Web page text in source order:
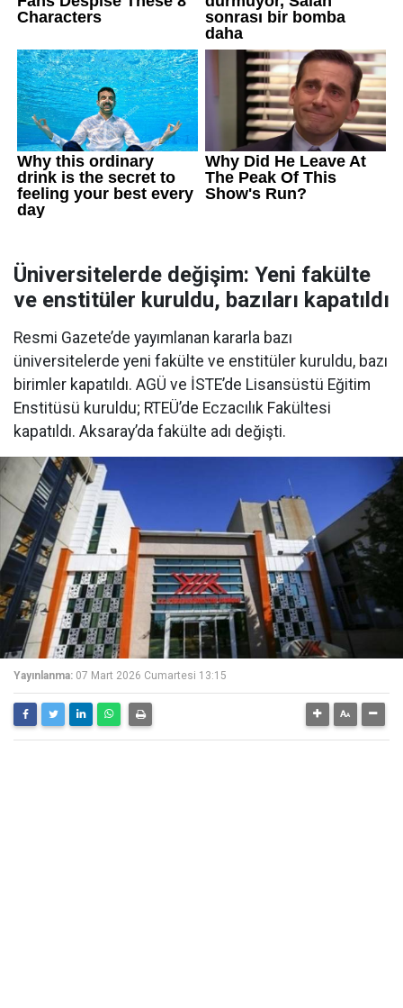
Üniversitelerde değişim: Yeni fakülte
ve enstitüler kuruldu, bazıları kapatıldı
Resmi Gazete’de yayımlanan kararla bazı
üniversitelerde yeni fakülte ve enstitüler kuruldu, bazı
birimler kapatıldı. AGÜ ve İSTE’de Lisansüstü Eğitim
Enstitüsü kuruldu; RTEÜ’de Eczacılık Fakültesi
kapatıldı. Aksaray’da fakülte adı değişti.
Yayınlanma: 07 Mart 2026 Cumartesi 13:15